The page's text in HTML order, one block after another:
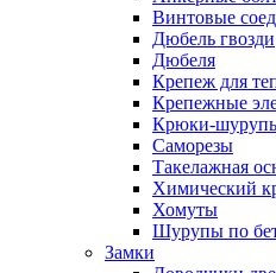
Винтовые
Дюбель гвозди
Дюбеля
Крепеж для
Крепежные
Крюки-
Саморезы
Такелажная
Химический
Хомуты
Шурупы по
Замки